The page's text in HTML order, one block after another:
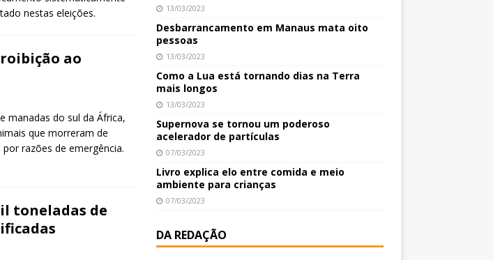
nestas eleições.
ao
manadas do sul da África,
que morreram de
razões de emergência.
toneladas de
13/03/2023
Desbarrancamento em Manaus mata oito
pessoas
13/03/2023
Como a Lua está tornando dias na Terra
mais longos
13/03/2023
Supernova se tornou um poderoso
acelerador de partículas
07/03/2023
Livro explica elo entre comida e meio
ambiente para crianças
07/03/2023
DA REDAÇÃO